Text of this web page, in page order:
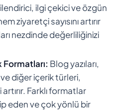
ilgi çekici ve özgün
ziyaretçi sayısını artırır
nezdinde değerliliğinizi
Blog yazıları,
diğer içerik türleri,
Farklı formatlar
eden ve çok yönlü bir